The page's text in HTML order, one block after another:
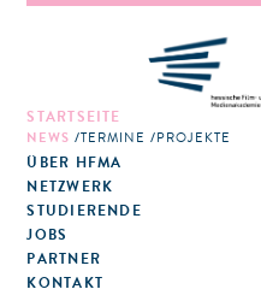
STARTSEITE
NEWS TERMINE PROJEKTE
ÜBER HFMA
NETZWERK
STUDIERENDE
JOBS
PARTNER
KONTAKT